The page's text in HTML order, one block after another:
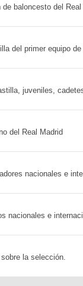
baloncesto del Real
del primer equipo
juveniles,
del Real Madrid
nacionales e
nacionales e
la selección.